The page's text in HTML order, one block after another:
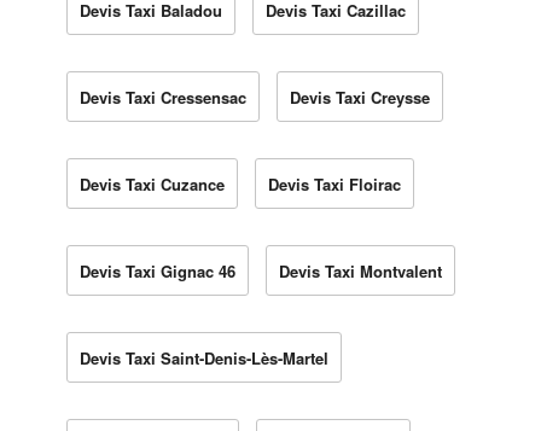
Devis Taxi Baladou Devis Taxi Cazillac
Devis Taxi Cressensac Devis Taxi Creysse
Devis Taxi Cuzance Devis Taxi Floirac
Devis Taxi Gignac 46 Devis Taxi Montvalent
Devis Taxi Saint-Denis-Lès-Martel